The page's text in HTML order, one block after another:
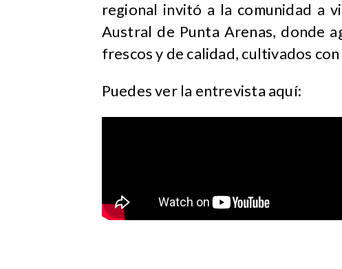
regional invitó a la comunidad a
Austral de Punta Arenas, donde
frescos y de calidad, cultivados
Puedes ver la entrevista aquí: